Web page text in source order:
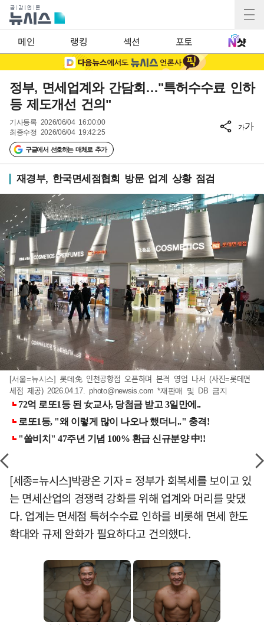
메인 랭킹 섹션 포토
정부, 면세업계와 간담회…"특허수수료 인하
등 제도개선 건의"
기사등록 2026/06/04 16:00:00
최종수정 2026/06/04 19:42:25
구글에서 선호하는 매체로 추가
가가
재경부, 한국면세점협회 방문 업계 상황 점검
[서울=뉴시스] 롯데免 인천공항점 오픈하며 본격 영업 나서 (사진=롯데면
세점 제공) 2026.04.17.photo@newsis.com *재판매 및 DB 금지
[세종=뉴시스]박광온 기자 = 정부가 회복세를 보이고 있
는 면세산업의 경쟁력 강화를 위해 업계와 머리를 맞댔
다. 업계는 면세점 특허수수료 인하를 비롯해 면세 한도
확대와 규제 완화가 필요하다고 건의했다.